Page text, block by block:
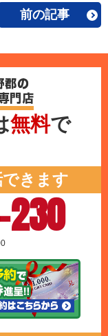
前の記事
無料で
きます
230